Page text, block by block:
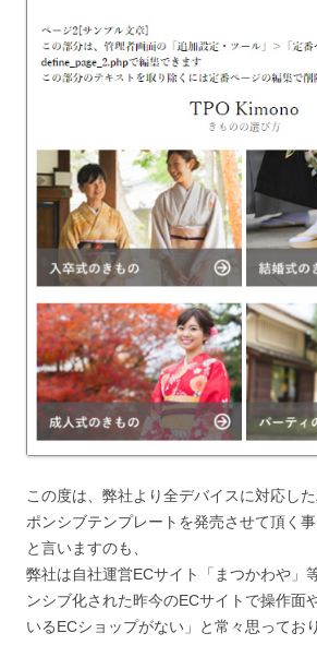
この度は、弊社より全デバイスに対応し
ポンシブテンプレートを発売させて頂く事
と言いますのも、
弊社は自社運営ECサイト「まつかわや」
ンシブ化された昨今のECサイトで操作面
いるECショップがない」と常々思ってお